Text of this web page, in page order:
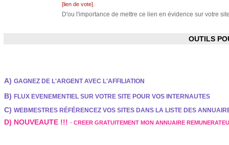
[lien de vote].
D'ou l'importance de mettre ce lien en évidence sur votre
OUTILS
A) GAGNEZ DE L'ARGENT AVEC L'AFFILIATION
B) FLUX EVENEMENTIEL SUR VOTRE SITE POUR VOS INTERNAUTES
C) WEBMESTRES RÉFÉRENCEZ VOS SITES DANS LA LISTE DES
D) NOUVEAUTE !!! - CREER GRATUITEMENT MON ANNUAIRE